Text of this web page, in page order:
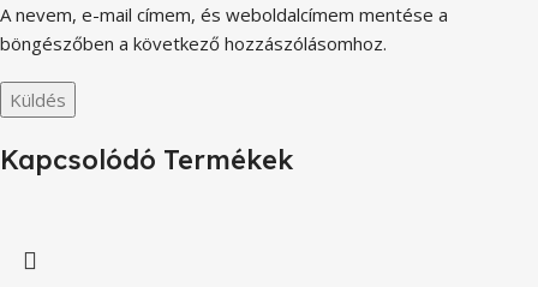
A nevem, e-mail címem, és weboldalcímem mentése a
böngészőben a következő hozzászólásomhoz.
Kapcsolódó Termékek